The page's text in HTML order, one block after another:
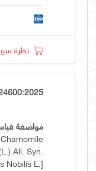
نظرة
مواصفة
All. Syn.
Nobilis L.]